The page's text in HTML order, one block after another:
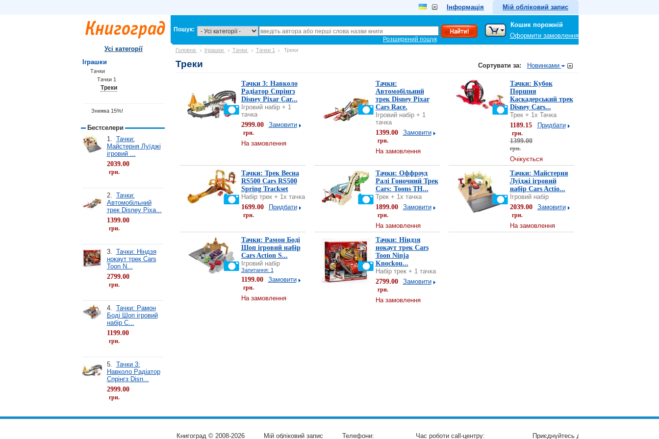
Інформація Мій обліковий запис
Пошук:
Розширений пошук
Кошик порожній
Оформити замовлення
Головна Іграшки Тачки Тачки 1 Треки
Треки Сортувати за: Новинками
Тачки 3: Навколо
Радіатор Спрінгз
Disney Pixar Car...
Ігровий набір + 1
тачка
2999.00
грн.
Замовити
На замовлення
Тачки:
Автомобільний
трек Disney Pixar
Cars Race.
Ігровий набір + 1
тачка
1399.00
грн.
Замовити
На замовлення
Тачки: Кубок
Поршня
Каскадерський трек
Disney Cars...
Трек + 1x Тачка
1189.15
грн.
1399.00
грн.
Придбати
Очікується
Тачки: Трек Весна
RS500 Cars RS500
Spring Trackset
Набір трек + 1х тачка
1699.00
грн.
Придбати
Тачки: Оффроуд
Ралі Гоночний Трек
Cars: Toons TH...
Трек + 1х тачка
1899.00
грн.
Замовити
На замовлення
Тачки: Майстерня
Луїджі ігровий
набір Cars Actio...
Ігровий набір
2039.00
грн.
Замовити
На замовлення
Тачки: Рамон Боді
Шоп ігровий набір
Cars Action S...
Ігровий набір
Запитання: 1
1199.00
грн.
Замовити
На замовлення
Тачки: Ніндзя
нокаут трек Cars
Toon Ninja
Knockou...
Набір трек + 1 тачка
2799.00
грн.
Замовити
На замовлення
Усі категорії
Іграшки
Тачки
Тачки 1
Треки
Знижка 15%!
Бестселери
1. Тачки:
Майстерня Луїджі
ігровий ...
2039.00
грн.
2. Тачки:
Автомобільний
трек Disney Pixa...
1399.00
грн.
3. Тачки: Ніндзя
нокаут трек Cars
Toon N...
2799.00
грн.
4. Тачки: Рамон
Боді Шоп ігровий
набір C...
1199.00
грн.
5. Тачки 3:
Навколо Радіатор
Спрінгз Disn...
2999.00
грн.
Книгоград © 2008-2026 Мій обліковий запис Телефони: Час роботи call-центру: Приєднуйтесь до нас: